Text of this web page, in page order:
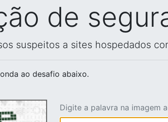
de
suspeitos a sites hospedados
ao desafio abaixo.
Digite a palavra na imagem